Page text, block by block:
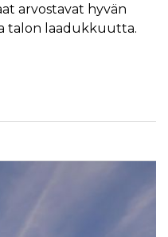
arvostavat hyvän
talon laadukkuutta.